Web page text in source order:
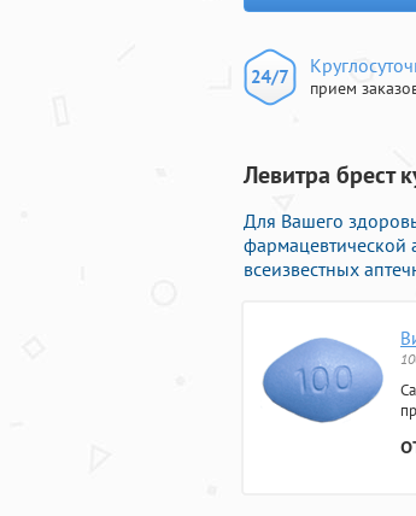
прием
Левитра брест
Для Вашего
фармацевтической
всеизвестных